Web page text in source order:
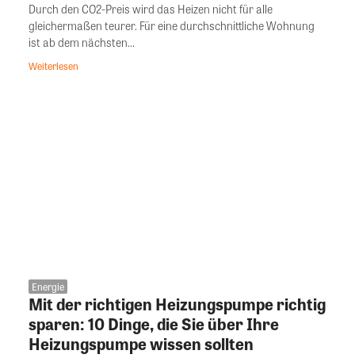
Durch den CO2-Preis wird das Heizen nicht für alle
gleichermaßen teurer. Für eine durchschnittliche Wohnung
ist ab dem nächsten...
Weiterlesen
Energie
Mit der richtigen Heizungspumpe richtig
sparen: 10 Dinge, die Sie über Ihre
Heizungspumpe wissen sollten